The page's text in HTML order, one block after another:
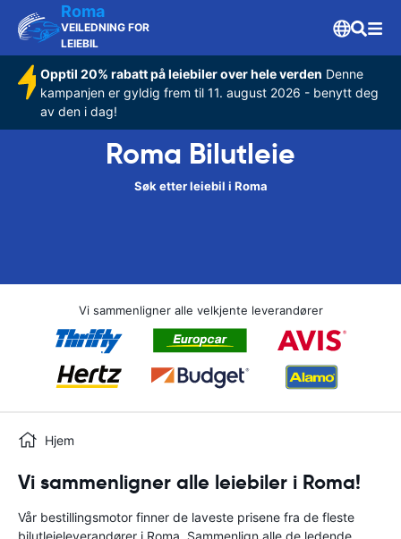
Roma
VEILEDNING FOR
LEIEBIL
Opptil 20% rabatt på leiebiler over hele verden Denne
kampanjen er gyldig frem til 11. august 2026 - benytt deg
av den i dag!
Roma Bilutleie
Søk etter leiebil i Roma
Vi sammenligner alle velkjente leverandører
Hjem
Vi sammenligner alle leiebiler i Roma!
Vår bestillingsmotor finner de laveste prisene fra de fleste
bilutleieleverandører i Roma. Sammenlign alle de ledende